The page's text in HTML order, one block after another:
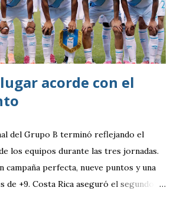
acorde con el
del Grupo B terminó reflejando el
los equipos durante las tres jornadas.
campaña perfecta, nueve puntos y una
de +9. Costa Rica aseguró el segundo